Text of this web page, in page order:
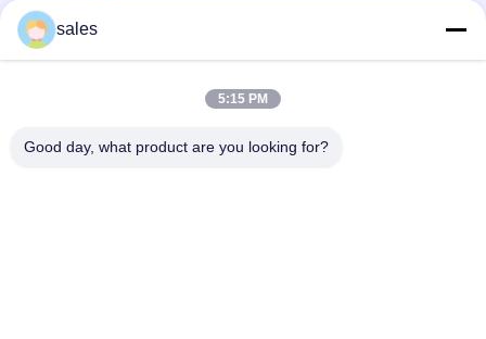
หมวดหมู่ยอดนิยม
Gears ปีกนก เฟืองเฟืองเกียร์เอียง
sales
5:15 PM
Good day, what product are you looking for?